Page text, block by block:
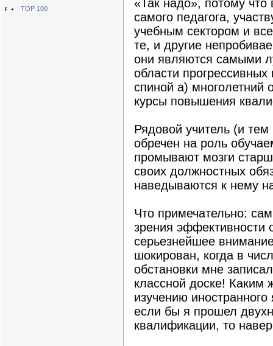
TOP 100
«Так надо», потому
самого педагога,
учебным сектором и
те, и другие
они являются самыми
области
спиной а) многолетний
курсы повышения
Рядовой учитель (и
обречен на роль
промывают мозги
своих должностных
наведываются к нему
Что примечательно:
зрения эффективности
серьезнейшее
шокирован, когда в
обстановки мне
классной доске! Каким
изучению
если бы я прошел
квалификации, то